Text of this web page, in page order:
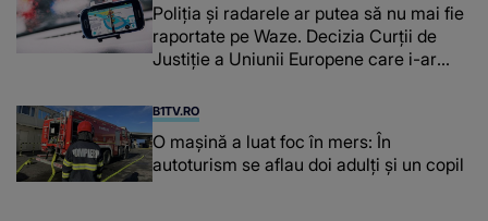
Poliţia şi radarele ar putea să nu mai fie
raportate pe Waze. Decizia Curţii de
Justiție a Uniunii Europene care i-ar
B1TV.RO
O maşină a luat foc în mers: În
autoturism se aflau doi adulți și un copil